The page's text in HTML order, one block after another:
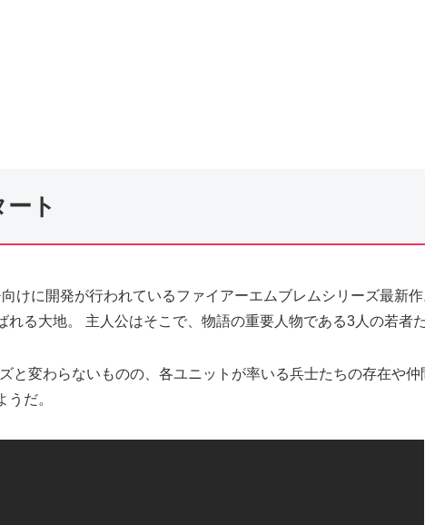
ト
けに開発が行われているファイアーエムブレムシリーズ最新
る大地。 主人公はそこで、物語の重要人物である3人の若者
と変わらないものの、各ユニットが率いる兵士たちの存在や
だ。